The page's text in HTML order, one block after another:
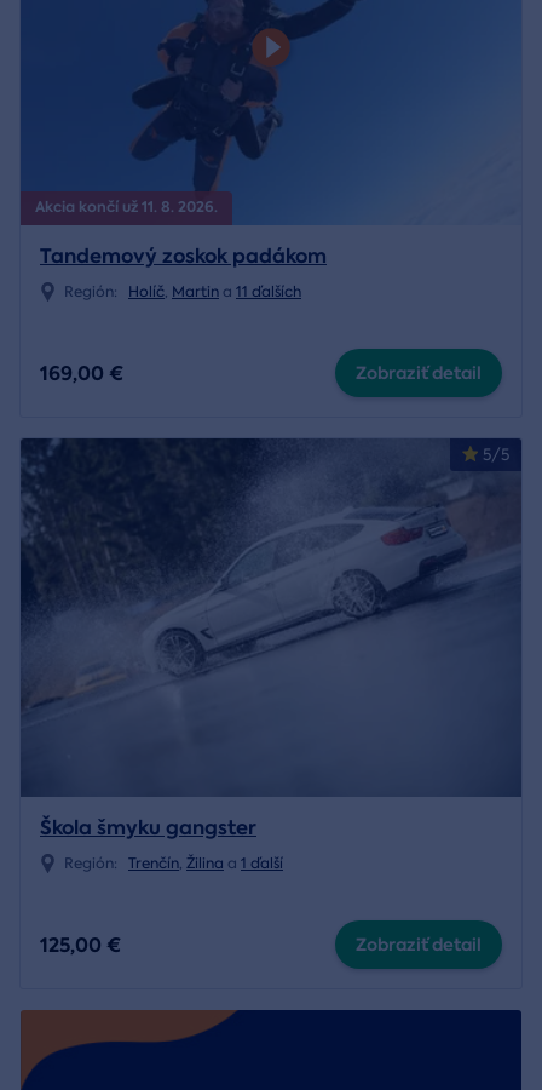
Akcia končí už 11. 8. 2026.
Tandemový zoskok padákom
Región: Holíč, Martin a 11 ďalších
169,00 € Zobraziť detail
5/5
Škola šmyku gangster
Región: Trenčín, Žilina a 1 ďalší
125,00 € Zobraziť detail